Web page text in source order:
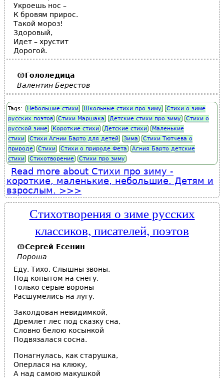
Укроешь нос –
К бровям прирос.
Такой мороз!
Здоровый,
Идет – хрустит
Дорогой.
Гололедица
Валентин Берестов
Tags: Небольшие стихи Школьные стихи про зиму
Стихи о зиме
русских поэтов
Стихи Маршака Детские стихи про зиму
Стихи о
русской зиме
Короткие стихи Детские стихи
Маленькие
стихи
Стихи Агнии Барто для детей Зима
Стихи Тютчева о
природе
Стихи Стихи о природе Фета
Агния Барто детские
стихи
Стихотворение Стихи про зиму
Read more about Стихи про зиму -
короткие, маленькие, небольшие. Детям и
взрослым.
Стихотворения о зиме русских
классиков, писателей, поэтов
Сергей Есенин
Пороша
Еду. Тихо. Слышны звоны.
Под копытом на снегу,
Только серые вороны
Расшумелись на лугу.
Заколдован невидимкой,
Дремлет лес под сказку сна,
Словно белою косынкой
Подвязалася сосна.
Понагнулась, как старушка,
Оперлася на клюку,
А над самою макушкой